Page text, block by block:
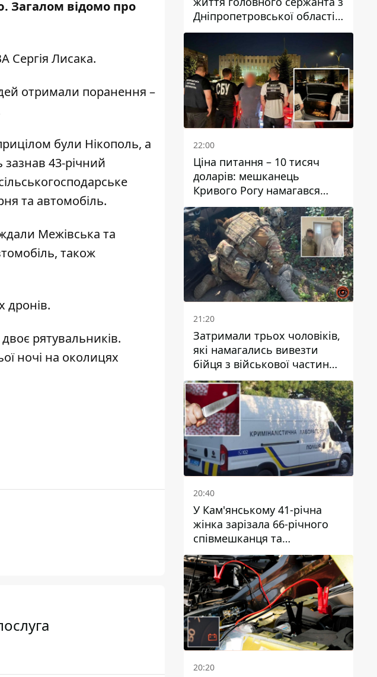
Загалом відомо про
Сергія Лисака.
отримали поранення –
були Нікополь, а
43-річний
та автомобіль.
Межівська та
також
дронів.
рятувальників.
ночі на околицях
Дніпропетровської області
Юрія Свистуна
22:00
Ціна питання – 10 тисяч
доларів: мешканець
Кривого Рогу намагався
переправити чоловіка до
Словаччини
21:20
Затримали трьох чоловіків,
які намагались вивезти
бійця з військової частини
до Дніпра за 7 тисяч
доларів: серед них був лікар
20:40
У Кам'янському 41-річна
жінка зарізала 66-річного
співмешканця та
намагалась обманути
поліцейських
20:20